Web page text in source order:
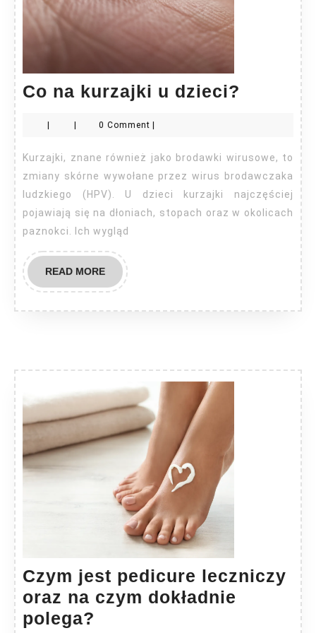
Co na kurzajki u dzieci?
kurzajki
u
dzieci?
0 Comment
Kurzajki, znane również jako brodawki wirusowe, to
zmiany skórne wywołane przez wirus brodawczaka
ludzkiego (HPV). U dzieci kurzajki najczęściej
pojawiają się na dłoniach, stopach oraz w okolicach
paznokci. Ich wygląd
READ MOREREAD
MORE
Czym jest pedicure leczniczy
oraz na czym dokładnie
polega?